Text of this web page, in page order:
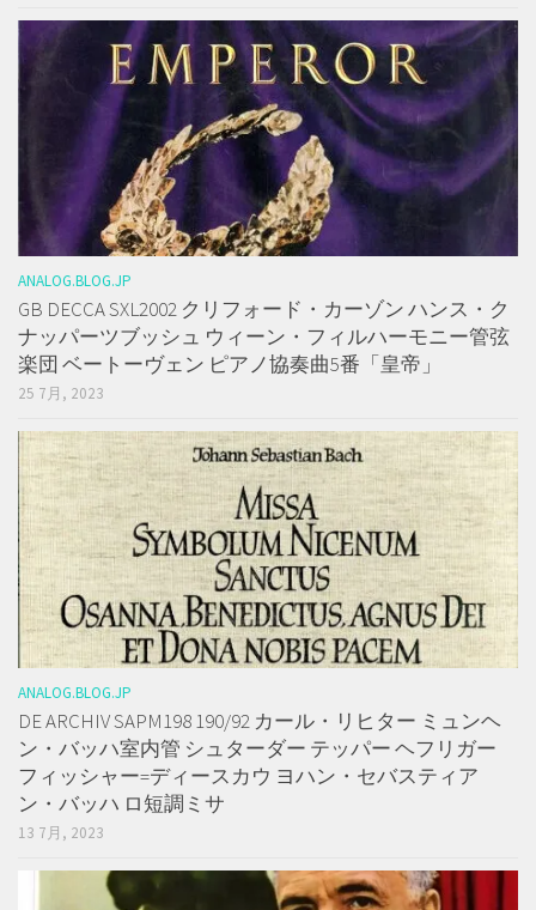
ANALOG.BLOG.JP
GB DECCA SXL2002 クリフォード・カーゾン ハンス・ク
ナッパーツブッシュ ウィーン・フィルハーモニー管弦
楽団 ベートーヴェン ピアノ協奏曲5番「皇帝」
25 7月, 2023
ANALOG.BLOG.JP
DE ARCHIV SAPM198 190/92 カール・リヒター ミュンヘ
ン・バッハ室内管 シュターダー テッパー ヘフリガー
フィッシャー=ディースカウ ヨハン・セバスティア
ン・バッハ ロ短調ミサ
13 7月, 2023